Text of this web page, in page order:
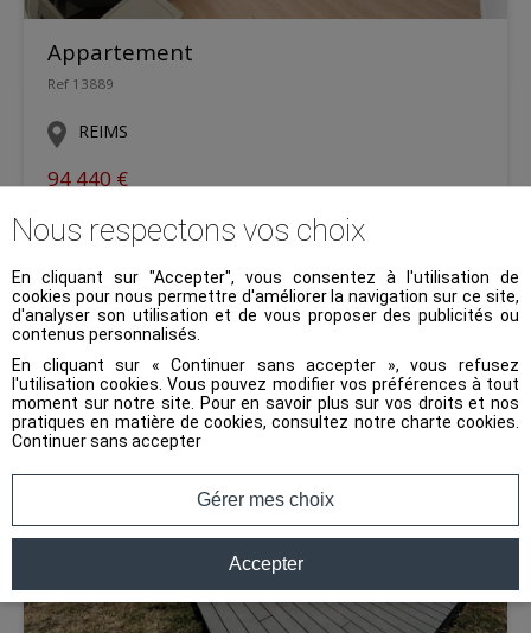
Appartement
Ref 13889
REIMS
94 440 €
26.38 m²
Nous respectons vos choix
En cliquant sur "Accepter", vous consentez à l'utilisation de
cookies pour nous permettre d'améliorer la navigation sur ce site,
d'analyser son utilisation et de vous proposer des publicités ou
contenus personnalisés.
En cliquant sur « Continuer sans accepter », vous refusez
l'utilisation cookies. Vous pouvez modifier vos préférences à tout
moment sur notre site. Pour en savoir plus sur vos droits et nos
pratiques en matière de cookies, consultez notre charte cookies
Continuer sans accepter
Gérer mes choix
Accepter